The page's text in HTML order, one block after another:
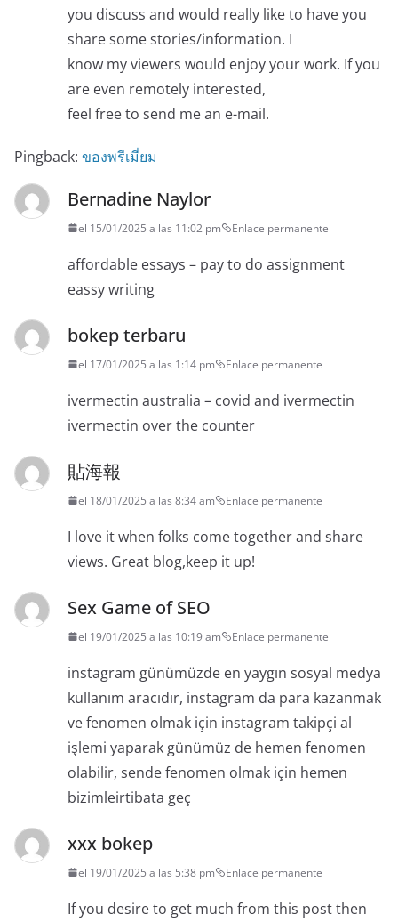
you discuss and would really like to have you
share some stories/information. I
know my viewers would enjoy your work. If you
are even remotely interested,
feel free to send me an e-mail.
Pingback: ของพรีเมี่ยม
Bernadine Naylor
el 15/01/2025 a las 11:02 pm Enlace permanente
affordable essays – pay to do assignment
eassy writing
bokep terbaru
el 17/01/2025 a las 1:14 pm Enlace permanente
ivermectin australia – covid and ivermectin
ivermectin over the counter
貼海報
el 18/01/2025 a las 8:34 am Enlace permanente
I love it when folks come together and share
views. Great blog,keep it up!
Sex Game of SEO
el 19/01/2025 a las 10:19 am Enlace permanente
instagram günümüzde en yaygın sosyal medya
kullanım aracıdır, instagram da para kazanmak
ve fenomen olmak için instagram takipçi al
işlemi yaparak günümüz de hemen fenomen
olabilir, sende fenomen olmak için hemen
bizimleirtibata geç
xxx bokep
el 19/01/2025 a las 5:38 pm Enlace permanente
If you desire to get much from this post then